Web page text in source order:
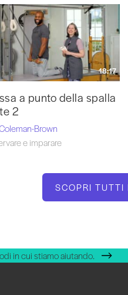
trovare Lori suAtlas Pilatese
18:17
a punto della spalla
2
Brown
e imparare
SCOPRI TUTTI
in cui stiamo aiutando.